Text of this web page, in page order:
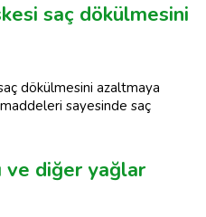
saç dökülmesini
dökülmesini azaltmaya
sayesinde saç
ve diğer yağlar